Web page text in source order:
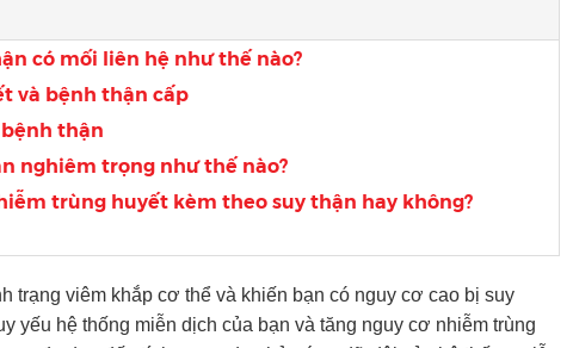
có mối liên hệ như thế nào?
và bệnh thận cấp
thận
nghiêm trọng như thế nào?
trùng huyết kèm theo suy thận hay không?
trạng viêm khắp cơ thể và khiến bạn có nguy cơ cao bị suy
yếu hệ thống miễn dịch của bạn và tăng nguy cơ nhiễm trùng